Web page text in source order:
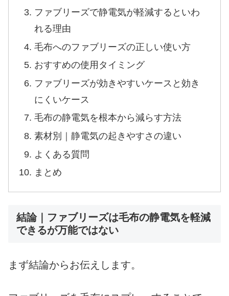
ファブリーズで静電気が軽減するといわ
れる理由
毛布へのファブリーズの正しい使い方
おすすめの使用タイミング
ファブリーズが効きやすいケースと効き
にくいケース
毛布の静電気を根本から減らす方法
素材別｜静電気の起きやすさの違い
よくある質問
まとめ
結論｜ファブリーズは毛布の静電気を軽減
できるが万能ではない
まず結論からお伝えします。